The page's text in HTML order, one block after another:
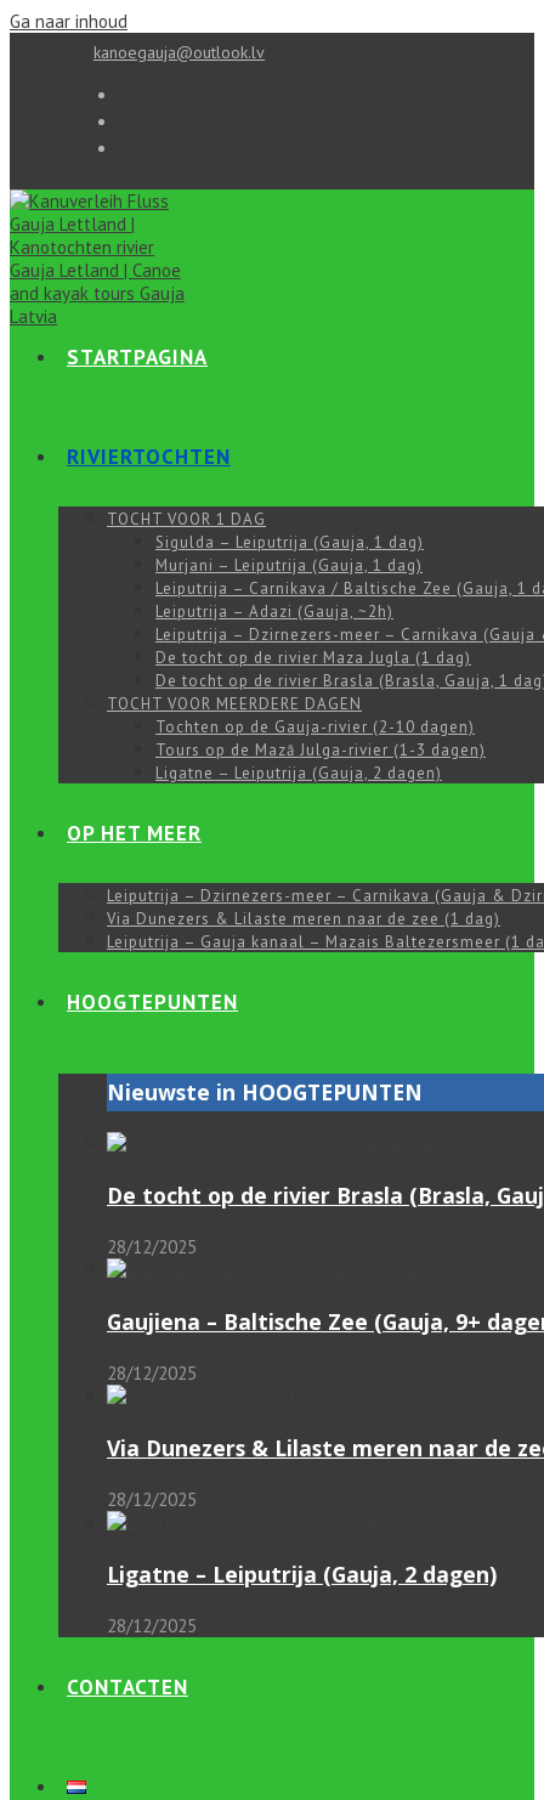
Ga naar inhoud
kanoegauja@outlook.lv
STARTPAGINA
RIVIERTOCHTEN
TOCHT VOOR 1 DAG
Sigulda – Leiputrija (Gauja, 1 dag)
Murjani – Leiputrija (Gauja, 1 dag)
Leiputrija – Carnikava / Baltische Zee (Gauja, 1
Leiputrija – Adazi (Gauja, ~2h)
Leiputrija – Dzirnezers-meer – Carnikava (Gauja
De tocht op de rivier Maza Jugla (1 dag)
De tocht op de rivier Brasla (Brasla, Gauja, 1
TOCHT VOOR MEERDERE DAGEN
Tochten op de Gauja-rivier (2-10 dagen)
Tours op de Mazā Julga-rivier (1-3 dagen)
Ligatne – Leiputrija (Gauja, 2 dagen)
OP HET MEER
Leiputrija – Dzirnezers-meer – Carnikava (Gauja &
Via Dunezers & Lilaste meren naar de zee (1 dag)
Leiputrija – Gauja kanaal – Mazais Baltezersmeer (1
HOOGTEPUNTEN
Nieuwste in HOOGTEPUNTEN
De tocht op de rivier Brasla (Brasla,
28/12/2025
Gaujiena – Baltische Zee (Gauja, 9+
28/12/2025
Via Dunezers & Lilaste meren naar de
28/12/2025
Ligatne – Leiputrija (Gauja, 2 dagen)
28/12/2025
CONTACTEN